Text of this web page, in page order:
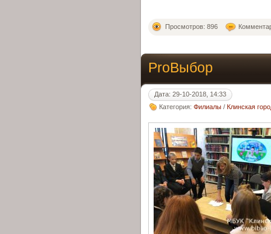
Просмотров: 896
ProВыбор
Дата: 29-10-2018, 14:33
Категория: Филиалы / Клинская